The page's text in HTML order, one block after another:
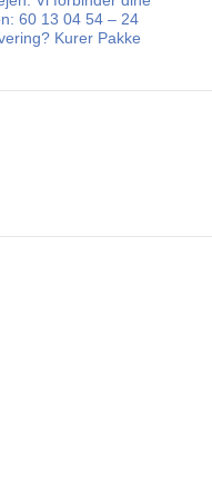
60 13 04 54 – 24
Kurer Pakke